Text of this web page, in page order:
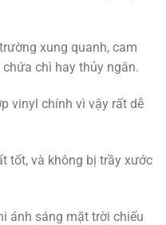
xung quanh, cam
chì hay thủy ngân.
vinyl chính vì vậy rất dễ
tốt, và không bị trầy xước
ánh sáng mặt trời chiếu